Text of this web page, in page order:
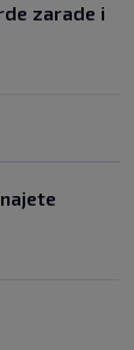
zarade i